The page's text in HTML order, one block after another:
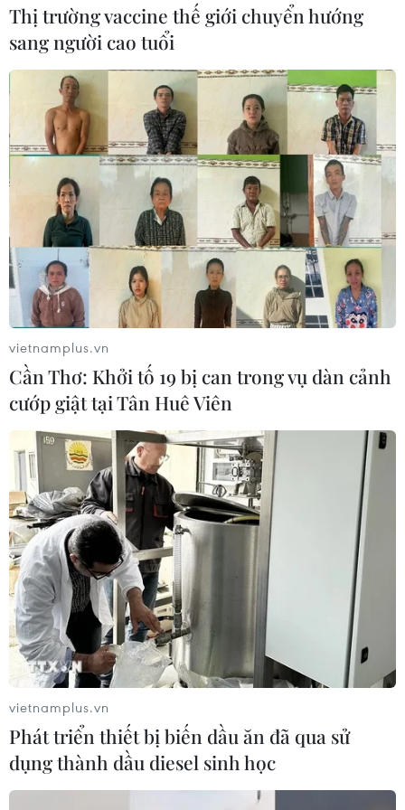
Thị trường vaccine thế giới chuyển hướng
sang người cao tuổi
vietnamplus.vn
Cần Thơ: Khởi tố 19 bị can trong vụ dàn cảnh
cướp giật tại Tân Huê Viên
vietnamplus.vn
Phát triển thiết bị biến dầu ăn đã qua sử
dụng thành dầu diesel sinh học